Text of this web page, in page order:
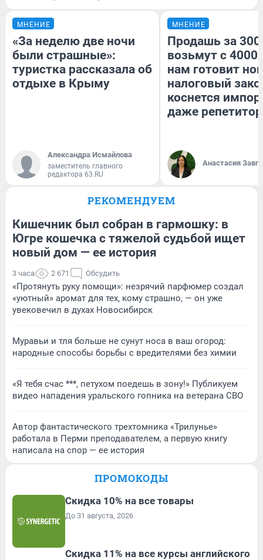
МНЕНИЕ
«За неделю две ночи
были страшные»:
туристка рассказала об
отдыхе в Крыму
Александра Исмайлова
заместитель главного
редактора 63.RU
МНЕНИЕ
Продашь за
возьмут с
нам готовит
налоговый
коснется
даже
Анастасия
РЕКОМЕНДУЕМ
Кишечник был собран в гармошку: в
Югре кошечка с тяжелой судьбой ищет
новый дом — ее история
3 часа 2 671 Обсудить
«Протянуть руку помощи»: незрячий парфюмер создал
«уютный» аромат для тех, кому страшно, — он уже
увековечил в духах Новосибирск
Муравьи и тля больше не сунут носа в ваш огород:
народные способы борьбы с вредителями без химии
«Я тебя счас ***, петухом поедешь в зону!» Публикуем
видео нападения уральского гопника на ветерана СВО
Автор фантастического трехтомника «Трилунье»
работала в Перми преподавателем, а первую книгу
написала на спор — ее история
ПРОМОКОДЫ
Скидка 10% на все товары
До 31 августа, 2026
Скидка 11% на все курсы английского